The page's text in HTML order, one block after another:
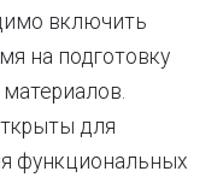
включить
на подготовку
для
функциональных